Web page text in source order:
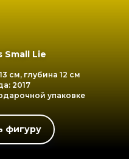
Flayed Open Edition
см, глубина 8 см
2017
упаковке
фигуру